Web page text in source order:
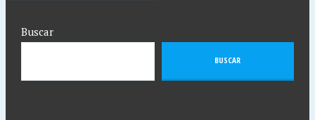
Buscar
BUSCAR